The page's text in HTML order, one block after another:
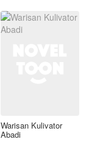
Warisan Kulivator
Abadi